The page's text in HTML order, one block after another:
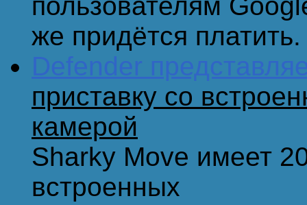
пользователям
же придётся платить.
Defender
приставку со
камерой
Sharky Move имеет
встроенных